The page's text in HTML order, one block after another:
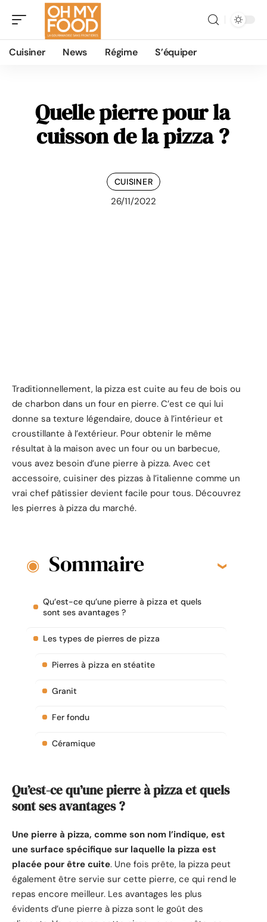
Cuisiner News Régime S’équiper
Quelle pierre pour la
cuisson de la pizza ?
CUISINER
26/11/2022
Traditionnellement, la pizza est cuite au feu de bois ou
de charbon dans un four en pierre. C’est ce qui lui
donne sa texture légendaire, douce à l’intérieur et
croustillante à l’extérieur. Pour obtenir le même
résultat à la maison avec un four ou un barbecue,
vous avez besoin d’une pierre à pizza. Avec cet
accessoire, cuisiner des pizzas à l’italienne comme un
vrai chef pâtissier devient facile pour tous. Découvrez
les pierres à pizza du marché.
Sommaire
Qu’est-ce qu’une pierre à pizza et quels
sont ses avantages ?
Les types de pierres de pizza
Pierres à pizza en stéatite
Granit
Fer fondu
Céramique
Qu’est-ce qu’une pierre à pizza et quels
sont ses avantages ?
Une pierre à pizza, comme son nom l’indique, est
une surface spécifique sur laquelle la pizza est
placée pour être cuite. Une fois prête, la pizza peut
également être servie sur cette pierre, ce qui rend le
repas encore meilleur. Les avantages les plus
évidents d’une pierre à pizza sont le goût des